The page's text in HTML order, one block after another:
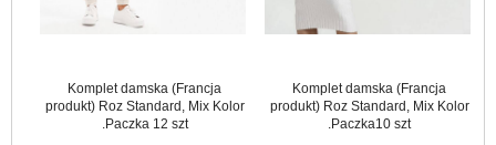
Komplet damska (Francja
produkt) Roz Standard, Mix Kolor
.Paczka 12 szt
Komplet damska (Francja
produkt) Roz Standard, Mix Kolor
.Paczka10 szt